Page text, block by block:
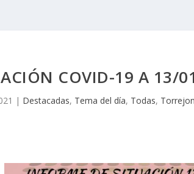
COVID-19 A 13/
| Destacadas, Tema del día, Todas,